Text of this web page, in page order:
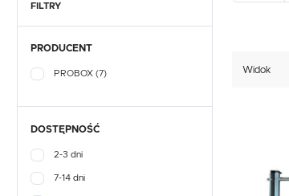
KUCHENNE
PRZECHOWYWANIE I
WYPOSAŻENIE
GASTRONOMICZNE
SKLEPÓW
FILTRY
PRODUCENT
PROBOX (7)
DOSTĘPNOŚĆ
2-3 dni
7-14 dni
Widok